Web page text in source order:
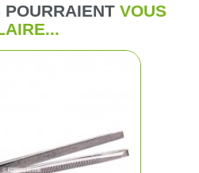
POURRAIENT VOUS